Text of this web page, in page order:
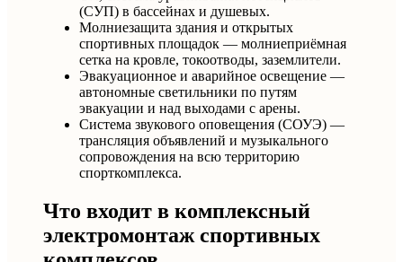
(СУП) в бассейнах и душевых.
Молниезащита здания и открытых
спортивных площадок — молниеприёмная
сетка на кровле, токоотводы, заземлители.
Эвакуационное и аварийное освещение —
автономные светильники по путям
эвакуации и над выходами с арены.
Система звукового оповещения (СОУЭ) —
трансляция объявлений и музыкального
сопровождения на всю территорию
спорткомплекса.
Что входит в комплексный
электромонтаж спортивных